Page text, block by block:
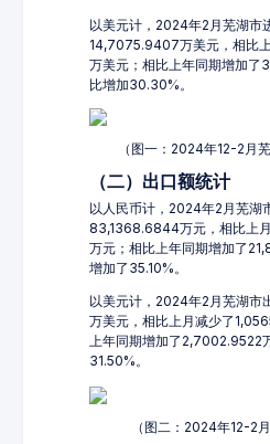
以美元计，2024年2月芜湖市
14,7075.9407万美元，相比
万美元；相比上年同期增加了
比增加30.30%。
（图一：2024年12-2月
（二）出口额统计
以人民币计，2024年2月芜湖
83,1368.6844万元，相比上
万元；相比上年同期增加了
增加了35.10%。
以美元计，2024年2月芜湖市
万美元，相比上月减少了
上年同期增加了2,7002.9522
31.50%。
（图二：2024年12-2